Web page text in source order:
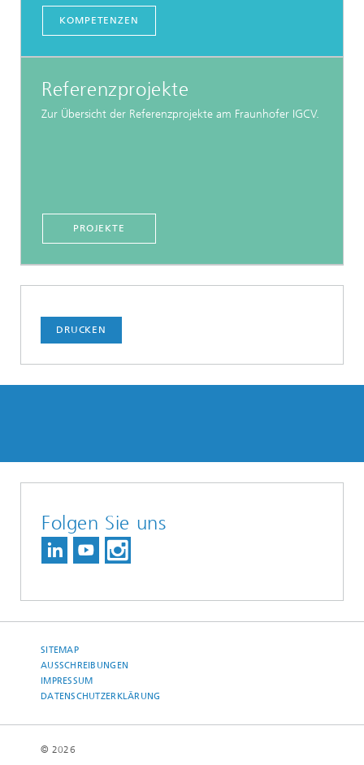
KOMPETENZEN
Referenzprojekte
Zur Übersicht der Referenzprojekte am Fraunhofer IGCV.
PROJEKTE
DRUCKEN
Folgen Sie uns
SITEMAP
AUSSCHREIBUNGEN
IMPRESSUM
DATENSCHUTZERKLÄRUNG
© 2026